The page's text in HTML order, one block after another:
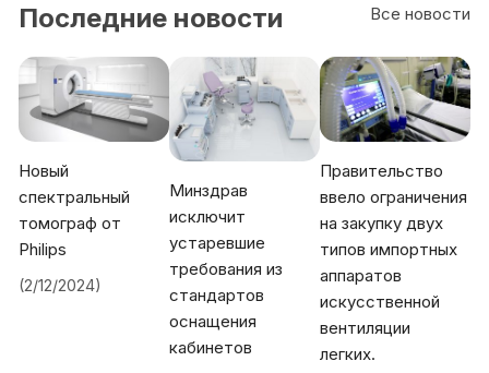
Все новости
Последние новости
Новый
спектральный
томограф от
Philips
(2/12/2024)
Минздрав
исключит
устаревшие
требования из
стандартов
оснащения
кабинетов
Правительство
ввело ограничения
на закупку двух
типов импортных
аппаратов
искусственной
вентиляции
легких.